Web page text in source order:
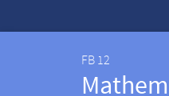
FB 12